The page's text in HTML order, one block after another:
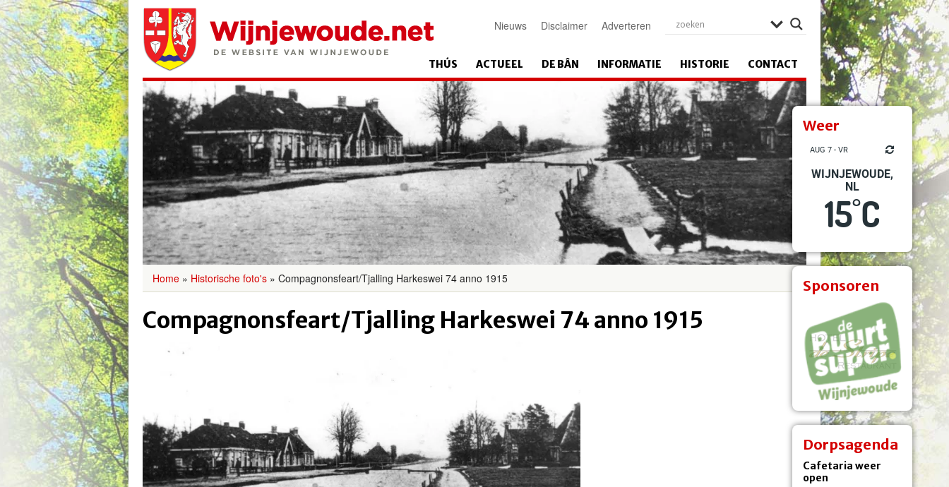
Weer
AUG 7 - VR
WIJNJEWOUDE,
NL
15°C
Sponsoren
Dorpsagenda
Cafetaria weer
open
Nieuws Disclaimer Adverteren
THÚS ACTUEEL DE BÂN INFORMATIE HISTORIE CONTACT
Home » Historische foto's » Compagnonsfeart/Tjalling Harkeswei 74 anno 1915
Compagnonsfeart/Tjalling Harkeswei 74 anno 1915